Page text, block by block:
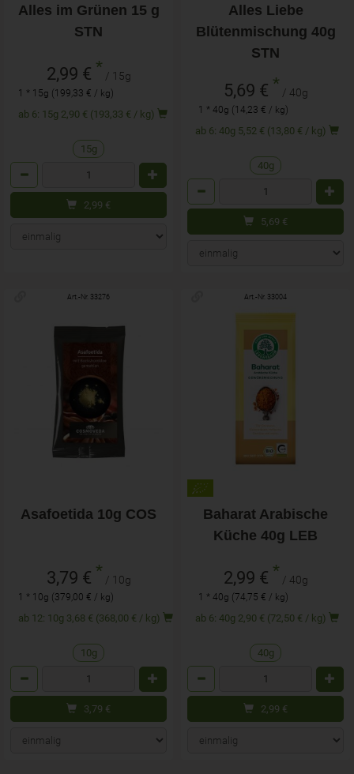
Alles im Grünen 15 g
STN
2,99 € * / 15g
1 * 15g (199,33 € / kg)
ab 6: 15g 2,90 € (193,33 € / kg)
15g
2,99 €
Alles Liebe
Blütenmischung 40g
STN
5,69 € * / 40g
1 * 40g (14,23 € / kg)
ab 6: 40g 5,52 € (13,80 € / kg)
40g
5,69 €
Art.-Nr. 33276
Asafoetida 10g COS
3,79 € * / 10g
1 * 10g (379,00 € / kg)
ab 12: 10g 3,68 € (368,00 € / kg)
10g
3,79 €
Art.-Nr. 33004
Baharat Arabische
Küche 40g LEB
2,99 € * / 40g
1 * 40g (74,75 € / kg)
ab 6: 40g 2,90 € (72,50 € / kg)
40g
2,99 €